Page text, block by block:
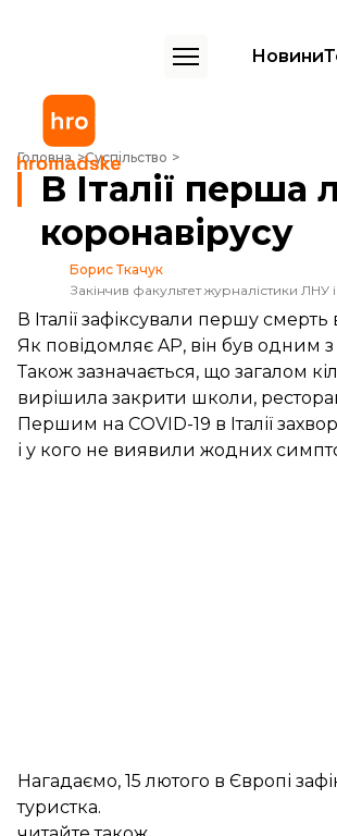
Новини
Головна Суспільство
В Італії перша людина померла від
В Італії
коронавірусу
Борис Ткачук
Закінчив факультет журналістики
В Італії зафіксували першу
Як повідомляє AP, він був одним
Також зазначається, що загалом
вирішила закрити школи,
Першим на COVID-19 в Італії
і у кого не виявили жодних
Нагадаємо, 15 лютого в Європі
туристка.